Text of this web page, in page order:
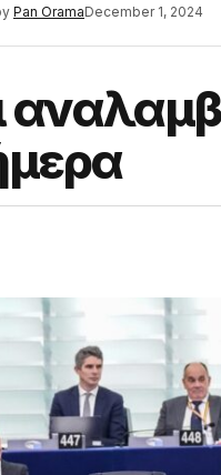
Pan OramaDecember 1, 2024